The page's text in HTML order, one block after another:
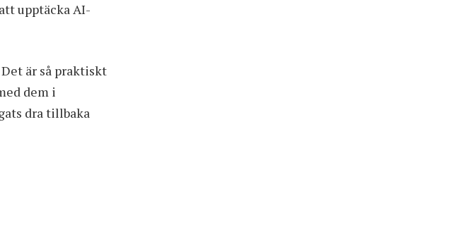
upptäcka AI-
är så praktiskt
dem i
dra tillbaka